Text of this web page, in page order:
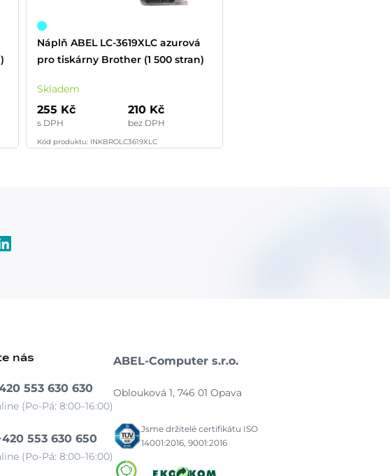
Náplň ABEL LC-3619XLC azurová
pro tiskárny Brother (1 500 stran)
Skladem
255 Kč
s DPH
210 Kč
bez DPH
Kód produktu: INKBROLC3619XLC
nás
553 630 630
(Po-Pá: 8:00–16:00)
553 630 650
(Po-Pá: 8:00–16:00)
ABEL-Computer s.r.o.
Oblouková 1, 746 01 Opava
Jsme držitelé certifikátu ISO
14001:2016, 9001:2016